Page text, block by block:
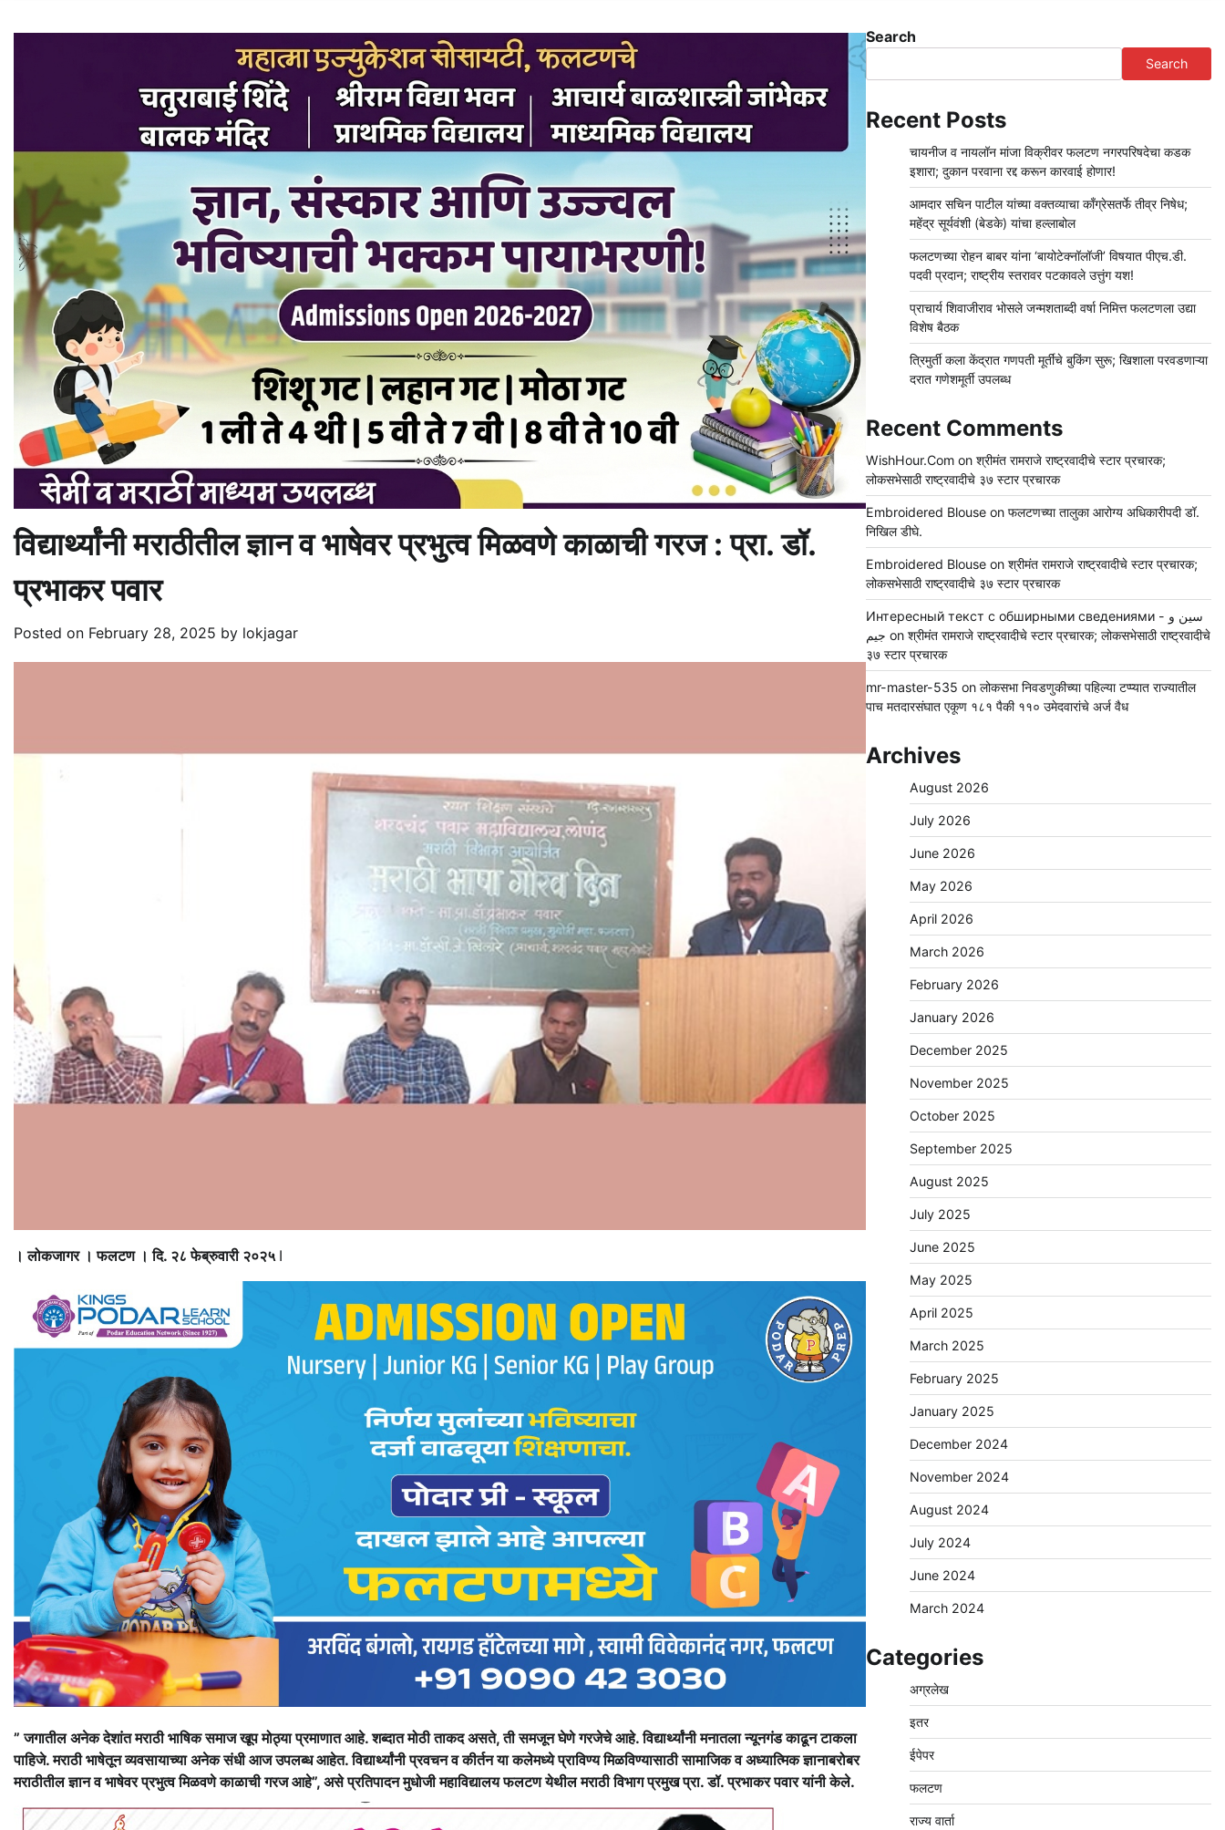
विद्यार्थ्यांनी मराठीतील ज्ञान व भाषेवर प्रभुत्व मिळवणे काळाची गरज : प्रा. डॉ.
प्रभाकर पवार
Posted on February 28, 2025 by lokjagar
। लोकजागर । फलटण । दि. २८ फेब्रुवारी २०२५ I
” जगातील अनेक देशांत मराठी भाषिक समाज खूप मोठ्या प्रमाणात आहे. शब्दात मोठी ताकद असते, ती समजून घेणे गरजेचे आहे. विद्यार्थ्यांनी मनातला न्यूनगंड काढून टाकला
पाहिजे. मराठी भाषेतून व्यवसायाच्या अनेक संधी आज उपलब्ध आहेत. विद्यार्थ्यांनी प्रवचन व कीर्तन या कलेमध्ये प्राविण्य मिळविण्यासाठी सामाजिक व अध्यात्मिक ज्ञानाबरोबर
मराठीतील ज्ञान व भाषेवर प्रभुत्व मिळवणे काळाची गरज आहे”, असे प्रतिपादन मुधोजी महाविद्यालय फलटण येथील मराठी विभाग प्रमुख प्रा. डॉ. प्रभाकर पवार यांनी केले.
Search
Search
Recent Posts
चायनीज व नायलॉन मांजा विक्रीवर फलटण नगरपरिषदेचा कडक
इशारा; दुकान परवाना रद्द करून कारवाई होणार!
आमदार सचिन पाटील यांच्या वक्तव्याचा काँग्रेसतर्फे तीव्र निषेध;
महेंद्र सूर्यवंशी (बेडके) यांचा हल्लाबोल
फलटणच्या रोहन बाबर यांना ‘बायोटेक्नॉलॉजी’ विषयात पीएच.डी.
पदवी प्रदान; राष्ट्रीय स्तरावर पटकावले उत्तुंग यश!
प्राचार्य शिवाजीराव भोसले जन्मशताब्दी वर्षा निमित्त फलटणला उद्या
विशेष बैठक
त्रिमुर्ती कला केंद्रात गणपती मूर्तींचे बुकिंग सुरू; खिशाला परवडणाऱ्या
दरात गणेशमूर्ती उपलब्ध
Recent Comments
WishHour.Comon श्रीमंत रामराजे राष्ट्रवादीचे स्टार प्रचारक;
लोकसभेसाठी राष्ट्रवादीचे ३७ स्टार प्रचारक
Embroidered Blouseon फलटणच्या तालुका आरोग्य अधिकारीपदी डॉ.
निखिल डीघे.
Embroidered Blouseon श्रीमंत रामराजे राष्ट्रवादीचे स्टार प्रचारक;
लोकसभेसाठी राष्ट्रवादीचे ३७ स्टार प्रचारक
Интересный текст с обширными сведениями - سين و
جيم on श्रीमंत रामराजे राष्ट्रवादीचे स्टार प्रचारक; लोकसभेसाठी राष्ट्रवादीचे
३७ स्टार प्रचारक
mr-master-535 on लोकसभा निवडणुकीच्या पहिल्या टप्प्यात राज्यातील
पाच मतदारसंघात एकूण १८१ पैकी ११० उमेदवारांचे अर्ज वैध
Archives
August 2026
July 2026
June 2026
May 2026
April 2026
March 2026
February 2026
January 2026
December 2025
November 2025
October 2025
September 2025
August 2025
July 2025
June 2025
May 2025
April 2025
March 2025
February 2025
January 2025
December 2024
November 2024
August 2024
July 2024
June 2024
March 2024
Categories
अग्रलेख
इतर
ईपेपर
फलटण
राज्य वार्ता